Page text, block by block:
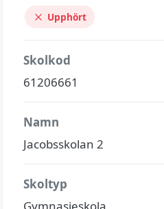
Upphört
Skolkod
61206661
Namn
Jacobsskolan 2
Skoltyp